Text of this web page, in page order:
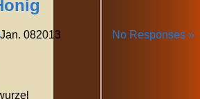
No Responses »
Jan. 082013